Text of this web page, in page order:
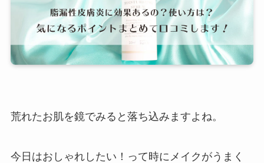
荒れたお肌を鏡でみると落ち込みますよね。
今日はおしゃれしたい！って時にメイクがうまく